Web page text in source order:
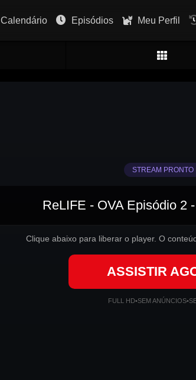
Calendário Episódios Meu Perfil
STREAM PRONTO
ReLIFE - OVA Episódio 2
Clique abaixo para liberar o player. O
ASSISTIR
FULL HD•SEM ANÚNCIOS•